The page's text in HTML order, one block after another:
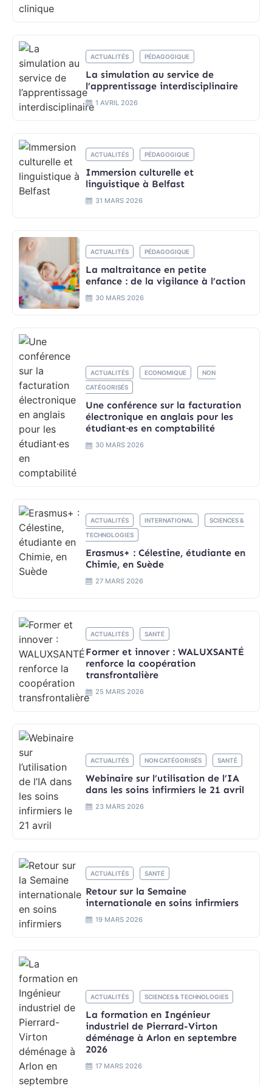
ACTUALITÉS PÉDAGOGIQUE
La simulation au service de
l’apprentissage interdisciplinaire
1 AVRIL 2026
ACTUALITÉS PÉDAGOGIQUE
Immersion culturelle et
linguistique à Belfast
31 MARS 2026
ACTUALITÉS PÉDAGOGIQUE
La maltraitance en petite
enfance : de la vigilance à l’action
30 MARS 2026
ACTUALITÉS ECONOMIQUE
NON
CATÉGORISÉS
Une conférence sur la facturation
électronique en anglais pour les
étudiant·es en comptabilité
30 MARS 2026
ACTUALITÉS INTERNATIONAL
SCIENCES &
TECHNOLOGIES
Erasmus+ : Célestine, étudiante en
Chimie, en Suède
27 MARS 2026
ACTUALITÉS SANTÉ
Former et innover : WALUXSANTÉ
renforce la coopération
transfrontalière
25 MARS 2026
ACTUALITÉS NON CATÉGORISÉS SANTÉ
Webinaire sur l’utilisation de l’IA
dans les soins infirmiers le 21 avril
23 MARS 2026
ACTUALITÉS SANTÉ
Retour sur la Semaine
internationale en soins infirmiers
19 MARS 2026
ACTUALITÉS SCIENCES & TECHNOLOGIES
La formation en Ingénieur
industriel de Pierrard-Virton
déménage à Arlon en septembre
2026
17 MARS 2026